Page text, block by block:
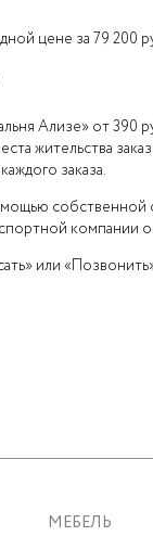
цене за 79 200
Ализе» от 390
жительства
заказа.
компании
или
МЕБЕЛЬ